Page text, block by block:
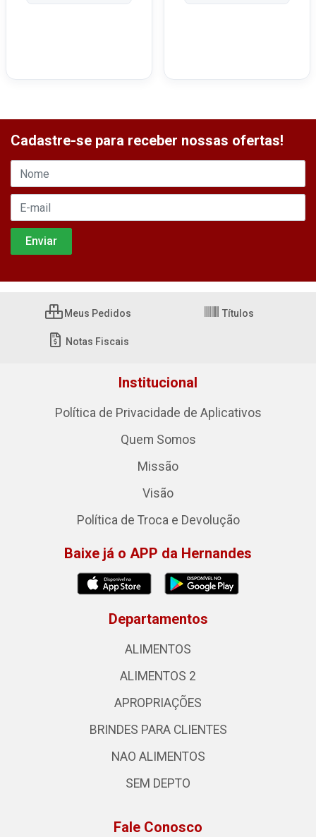
Cadastre-se para receber nossas ofertas!
Meus Pedidos Títulos
Notas Fiscais
Institucional
Política de Privacidade de Aplicativos
Quem Somos
Missão
Visão
Política de Troca e Devolução
Baixe já o APP da Hernandes
Departamentos
ALIMENTOS
ALIMENTOS 2
APROPRIAÇÕES
BRINDES PARA CLIENTES
NAO ALIMENTOS
SEM DEPTO
Fale Conosco